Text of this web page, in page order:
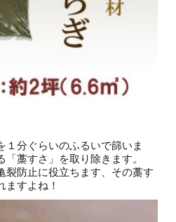
１分ぐらいのふるいで篩いま
藁すさ」を取り除きます。
裂防止に役立ちます、その藁す
ますよね！